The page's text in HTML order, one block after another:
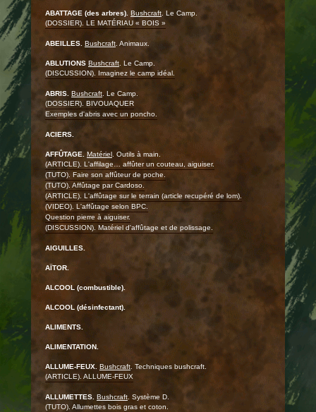
ABATTAGE (des arbres). Bushcraft . Le Camp.
(DOSSIER). LE MATÉRIAU « BOIS »
ABEILLES. Bushcraft . Animaux.
ABLUTIONS Bushcraft . Le Camp.
(DISCUSSION). Imaginez le camp idéal.
ABRIS. Bushcraft . Le Camp.
(DOSSIER). BIVOUAQUER
Exemples d'abris avec un poncho.
ACIERS.
AFFÛTAGE. Matériel . Outils à main.
(ARTICLE). L'affilage… affûter un couteau, aiguiser.
(TUTO). Faire son affûteur de poche.
(TUTO). Affûtage par Cardoso.
(ARTICLE). L'affûtage sur le terrain (article recupéré de lom).
(VIDEO). L'affûtage selon BPC.
Question pierre à aiguiser.
(DISCUSSION). Matériel d'affûtage et de polissage.
AIGUILLES.
AÏTOR.
ALCOOL (combustible).
ALCOOL (désinfectant).
ALIMENTS.
ALIMENTATION.
ALLUME-FEUX. Bushcraft . Techniques bushcraft.
(ARTICLE). ALLUME-FEUX
ALLUMETTES. Bushcraft . Système D.
(TUTO). Allumettes bois gras et coton.